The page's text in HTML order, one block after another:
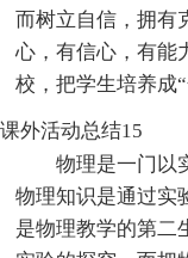
而树立自信，拥有
心，有信心，有能
校，把学生培养成
课外活动总结15
物理是一门以
物理知识是通过实
是物理教学的第二